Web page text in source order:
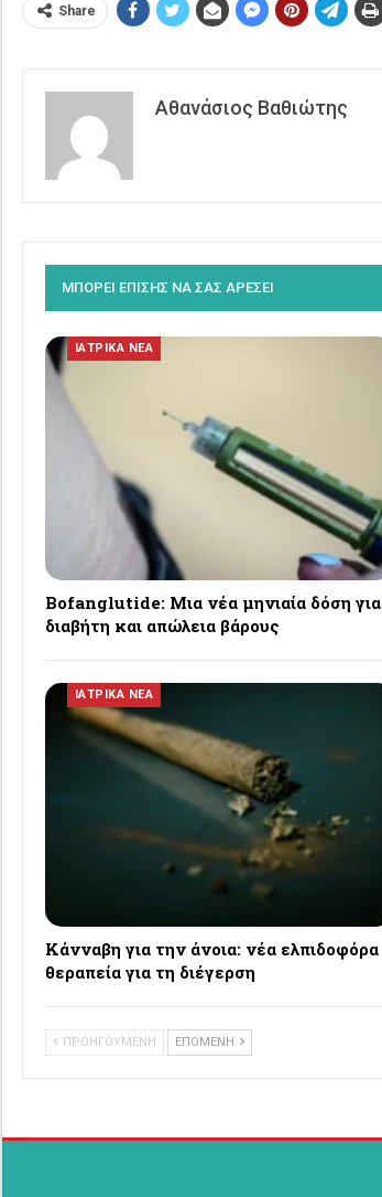
Share
Αθανάσιος Βαθιώτης
ΜΠΟΡΕΙ ΕΠΙΣΗΣ ΝΑ ΣΑΣ ΑΡΕΣΕΙ
ΙΑΤΡΙΚΑ ΝΕΑ
Bofanglutide: Μια νέα μηνιαία δόση για
διαβήτη και απώλεια βάρους
ΙΑΤΡΙΚΑ ΝΕΑ
Κάνναβη για την άνοια: νέα ελπιδοφόρα
θεραπεία για τη διέγερση
ΠΡΟΗΓΟΥΜΕΝΗ ΕΠΟΜΕΝΗ